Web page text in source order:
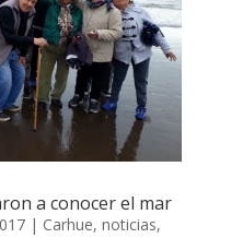
a conocer el mar
| Carhue, noticias,